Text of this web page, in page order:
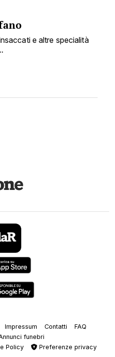
e altre specialità
Impressum Contatti
FAQ
funebri
Policy Preferenze privacy